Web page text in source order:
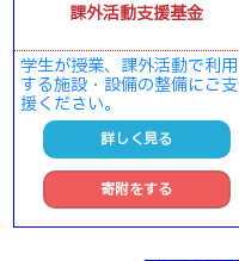
課外活動支援基金
学生が授業、課外活動で利用
する施設・設備の整備にご支
援ください。
詳しく見る
寄附をする